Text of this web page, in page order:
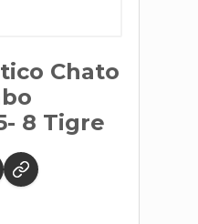
Chato
8 Tigre